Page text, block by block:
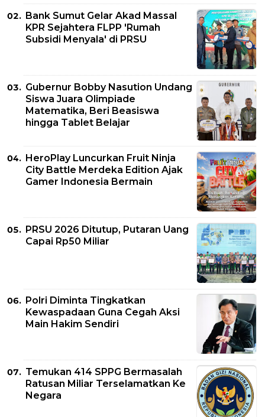
Bank Sumut Gelar Akad Massal
KPR Sejahtera FLPP 'Rumah
Subsidi Menyala' di PRSU
Gubernur Bobby Nasution Undang
Siswa Juara Olimpiade
Matematika, Beri Beasiswa
hingga Tablet Belajar
HeroPlay Luncurkan Fruit Ninja
City Battle Merdeka Edition Ajak
Gamer Indonesia Bermain
PRSU 2026 Ditutup, Putaran Uang
Capai Rp50 Miliar
Polri Diminta Tingkatkan
Kewaspadaan Guna Cegah Aksi
Main Hakim Sendiri
Temukan 414 SPPG Bermasalah
Ratusan Miliar Terselamatkan Ke
Negara